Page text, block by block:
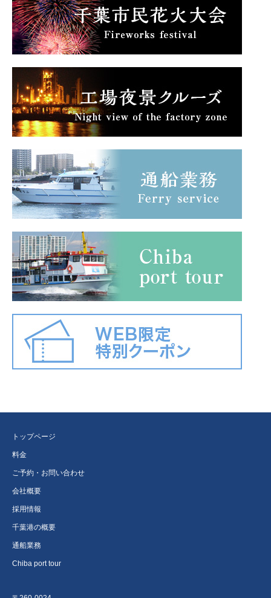
トップページ
料金
ご予約・お問い合わせ
会社概要
採用情報
千葉港の概要
通船業務
Chiba port tour